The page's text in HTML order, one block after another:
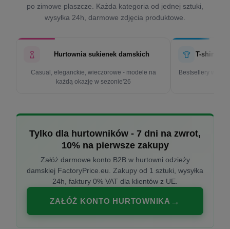
po zimowe płaszcze. Każda kategoria od jednej sztuki,
wysyłka 24h, darmowe zdjęcia produktowe.
Hurtownia sukienek damskich
Casual, eleganckie, wieczorowe - modele na
każdą okazję w sezonie'26
T-shirty
Bestsellery w
Tylko dla hurtowników - 7 dni na zwrot,
10% na pierwsze zakupy
Załóż darmowe konto B2B w hurtowni odzieży
damskiej FactoryPrice.eu. Zakupy od 1 sztuki, wysyłka
24h, faktury 0% VAT dla klientów z UE.
ZAŁÓŻ KONTO HURTOWNIKA